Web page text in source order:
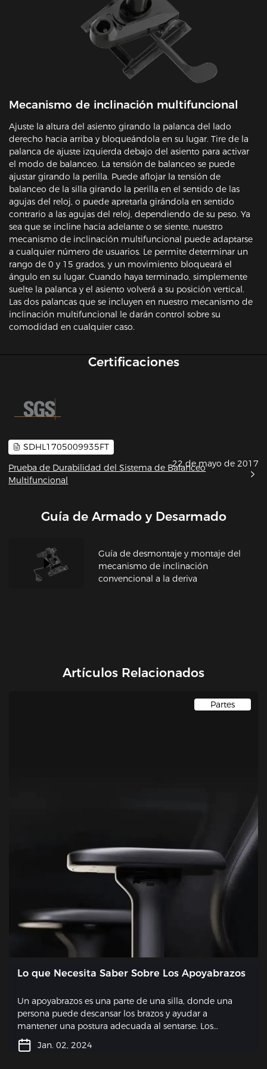
Mecanismo de inclinación multifuncional
Ajuste la altura del asiento girando la palanca del lado
derecho hacia arriba y bloqueándola en su lugar. Tire de la
palanca de ajuste izquierda debajo del asiento para activar
el modo de balanceo. La tensión de balanceo se puede
ajustar girando la perilla. Puede aflojar la tensión de
balanceo de la silla girando la perilla en el sentido de las
agujas del reloj, o puede apretarla girándola en sentido
contrario a las agujas del reloj, dependiendo de su peso. Ya
sea que se incline hacia adelante o se siente, nuestro
mecanismo de inclinación multifuncional puede adaptarse
a cualquier número de usuarios. Le permite determinar un
rango de 0 y 15 grados, y un movimiento bloqueará el
ángulo en su lugar. Cuando haya terminado, simplemente
suelte la palanca y el asiento volverá a su posición vertical.
Las dos palancas que se incluyen en nuestro mecanismo de
inclinación multifuncional le darán control sobre su
comodidad en cualquier caso.
Certificaciones
SDHL1705009935FT
Prueba de Durabilidad del Sistema de Balanceo
Multifuncional
22 de mayo de 2017
Guía de Armado y Desarmado
Guía de desmontaje y montaje del
mecanismo de inclinación
convencional a la deriva
Artículos Relacionados
Partes
Lo que Necesita Saber Sobre Los Apoyabrazos
Un apoyabrazos es una parte de una silla, donde una
persona puede descansar los brazos y ayudar a
mantener una postura adecuada al sentarse. Los
apoyabrazos no solo están ahí por razones estéticas;
Desempeñan un papel importante a la hora de
Jan. 02, 2024